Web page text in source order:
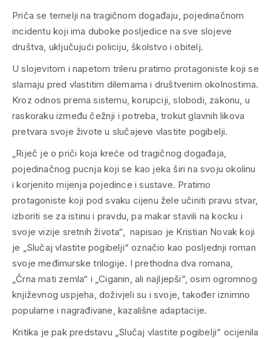
Priča se temelji na tragičnom događaju, pojedinačnom
incidentu koji ima duboke posljedice na sve slojeve
društva, uključujući policiju, školstvo i obitelj.
U slojevitom i napetom trileru pratimo protagoniste koji se
slamaju pred vlastitim dilemama i društvenim okolnostima.
Kroz odnos prema sistemu, korupciji, slobodi, zakonu, u
raskoraku između čežnji i potreba, trokut glavnih likova
pretvara svoje živote u slučajeve vlastite pogibelji.
„Riječ je o priči koja kreće od tragičnog događaja,
pojedinačnog pucnja koji se kao jeka širi na svoju okolinu
i korjenito mijenja pojedince i sustave. Pratimo
protagoniste koji pod svaku cijenu žele učiniti pravu stvar,
izboriti se za istinu i pravdu, pa makar stavili na kocku i
svoje vizije sretnih života“, napisao je Kristian Novak koji
je „Slučaj vlastite pogibelji“ označio kao posljednji roman
svoje međimurske trilogije. I prethodna dva romana,
„Črna mati zemla“ i „Ciganin, ali najljepši“, osim ogromnog
književnog uspjeha, doživjeli su i svoje, također iznimno
popularne i nagrađivane, kazališne adaptacije.
Kritika je pak predstavu „Slučaj vlastite pogibelji“ ocijenila